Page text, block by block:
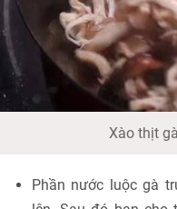
Xào thịt
Phần nước luộc gà